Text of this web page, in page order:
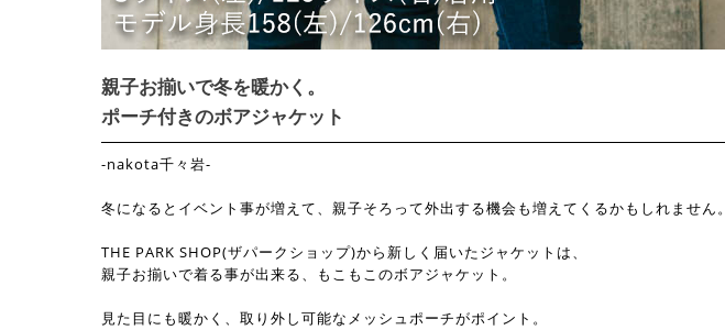
親子お揃いで冬を暖かく。
ポーチ付きのボアジャケット
-nakota千々岩-
冬になるとイベント事が増えて、親子そろって外出する機会も増えてくるかもしれません。
THE PARK SHOP(ザパークショップ)から新しく届いたジャケットは、
親子お揃いで着る事が出来る、もこもこのボアジャケット。
見た目にも暖かく、取り外し可能なメッシュポーチがポイント。